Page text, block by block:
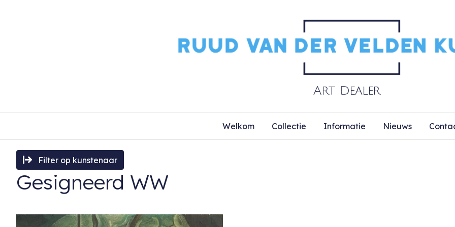
Welkom Collectie Informatie Nieuws
Filter op kunstenaar
Gesigneerd WW